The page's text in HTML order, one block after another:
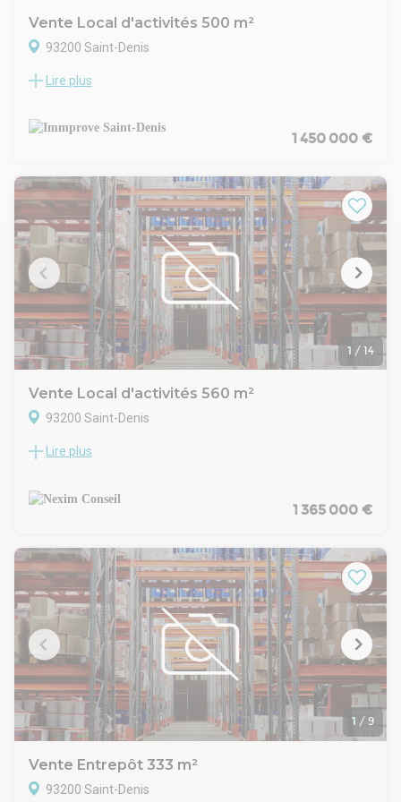
Vente Local d'activités 500 m²
93200 Saint-Denis
A Saint Denis, au rez-de-chaussée d'un immeuble tertiaire
IMMPROVE vous propose à la vente un local d'activité de 500
m² avec bureaux d'accompagnement.
Lire plus
1 450 000 €
1 / 14
Vente Local d'activités 560 m²
93200 Saint-Denis
À vendre, immeuble mixte à fort potentiel composé d'un
d'activité / entrepôt, ainsi que de quatre appartements
d'habitation, dont un duplex au dernier étage.
qu'à une exploitation mixte (commerciale, artisanale,
logistique ou résidentielle).
La partie professionnelle bénéficie de beaux volumes, d'une
structure métallique apparente de caractère et de hauteurs
sous plafond généreuses. Les plateaux ouverts offrent une
grande souplesse d'aménagement selon les besoins de
l'activité. Plusieurs skydomes assurent un apport de lumière
naturelle appréciable et renforcent la qualité des espaces de
travail.
La partie résidentielle se compose de quatre appartements
répartis dans l'immeuble, dont un agréable duplex en dernier
étage, apportant une dimension locative ou patrimoniale
complémentaire à l'actif.
Lire plus
1 365 000 €
1 / 9
Vente Entrepôt 333 m²
93200 Saint-Denis